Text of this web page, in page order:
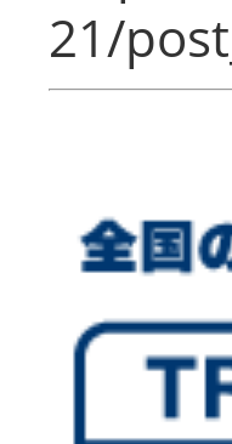
21/